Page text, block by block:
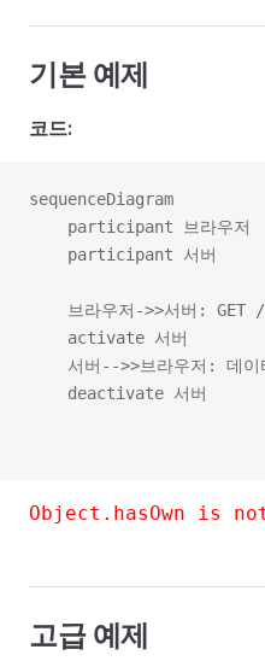
기본 예제
코드:
sequenceDiagram
    participant 브라우저
    participant 서버
브라우저->>서버: GET
    activate 서버
서버-->>브라우저: 데이
Object.hasOwn is
고급 예제